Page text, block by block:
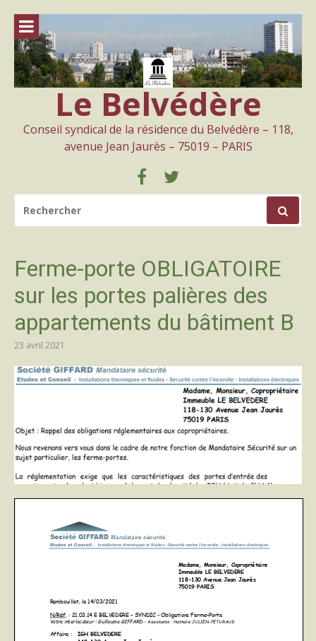
contenu
Le Belvédère
Conseil syndical de la résidence du Belvédère – 118,
avenue Jean Jaurès – 75019 – PARIS
FacebookTwitter
POUR
:
Ferme-porte OBLIGATOIRE
sur les portes palières des
appartements du bâtiment B
23 avril 2021